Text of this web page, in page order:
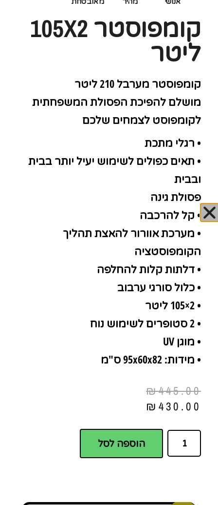
קומפוסטר 105X2
ליטר
קומפוסטר מערבל 210 ליטר
מושלם להפיכת הפסולת המשפחתית
לקומפוסט לצמחים שלכם
• רגלי מתכת
• תאים כפולים לשימוש יעיל יותר בבית
ובבית
פסולת גינה
• קל להרכבה
• מערכת אוורור להאצת תהליך
הקומפוסטציה
• דלתות קלות להחלפה
• כלול סורגי ערבוב
• 2×105 ליטר
• 2 סטופרים לשימוש נוח
• מוגן UV
• מידות: 95x60x82 ס"מ
₪445.00
₪ 430.00
הוספה לסל